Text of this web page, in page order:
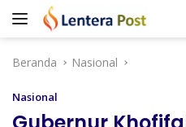
Langsung
Beranda
Nasional
Nasional